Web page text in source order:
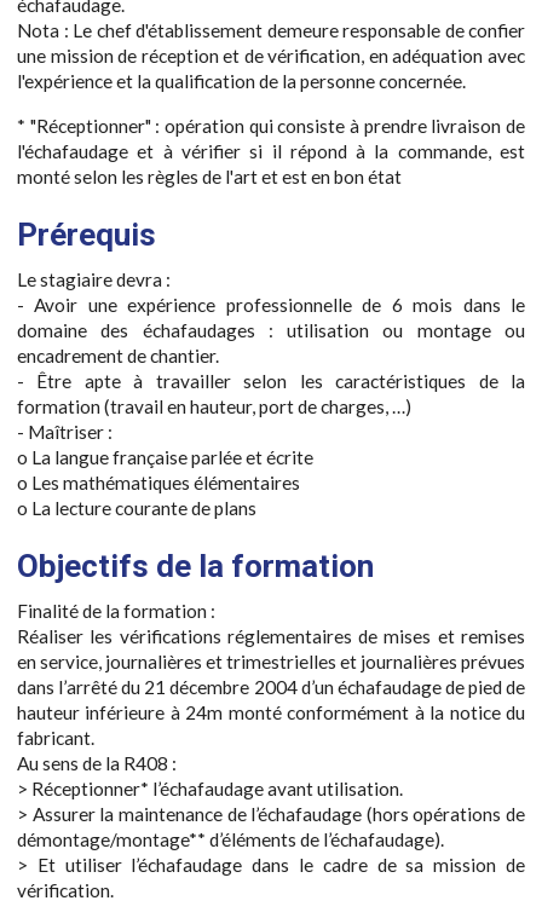
échafaudage.
Nota : Le chef d'établissement demeure responsable de confier
une mission de réception et de vérification, en adéquation avec
l'expérience et la qualification de la personne concernée.
* "Réceptionner" : opération qui consiste à prendre livraison de
l'échafaudage et à vérifier si il répond à la commande, est
monté selon les règles de l'art et est en bon état
Prérequis
Le stagiaire devra :
- Avoir une expérience professionnelle de 6 mois dans le
domaine des échafaudages : utilisation ou montage ou
encadrement de chantier.
- Être apte à travailler selon les caractéristiques de la
formation (travail en hauteur, port de charges, …)
- Maîtriser :
o La langue française parlée et écrite
o Les mathématiques élémentaires
o La lecture courante de plans
Objectifs de la formation
Finalité de la formation :
Réaliser les vérifications réglementaires de mises et remises
en service, journalières et trimestrielles et journalières prévues
dans l’arrêté du 21 décembre 2004 d’un échafaudage de pied de
hauteur inférieure à 24m monté conformément à la notice du
fabricant.
Au sens de la R408 :
> Réceptionner* l’échafaudage avant utilisation.
> Assurer la maintenance de l’échafaudage (hors opérations de
démontage/montage** d’éléments de l’échafaudage).
> Et utiliser l’échafaudage dans le cadre de sa mission de
vérification.